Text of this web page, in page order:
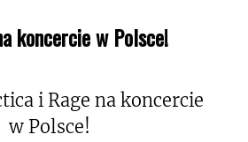
koncercie w Polsce!